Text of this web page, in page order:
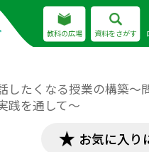
教科の広場 資料をさがす
したくなる授業の構築～
践を通して～
お気に入り